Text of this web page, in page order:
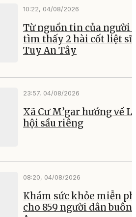
10:22, 04/08/2026
Từ nguồn tin của người
tìm thấy 2 hài cốt liệt sĩ
Tuy An Tây
23:57, 04/08/2026
Xã Cư M’gar hướng về
hội sầu riêng
08:20, 04/08/2026
Khám sức khỏe miễn
cho 859 người dân buôn